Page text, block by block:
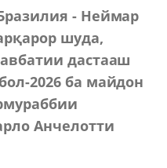
- Неймар
шуда,
дастааш
2026 ба майдон
Анчелотти